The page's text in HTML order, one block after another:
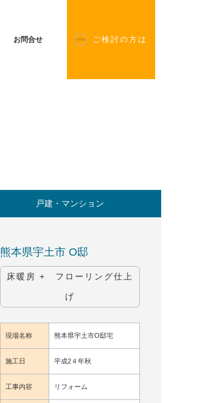
ご検討の方は
お問合せ
戸建・マンション
熊本県宇土市 O邸
床暖房 + フローリング仕上
げ
現場名称 熊本県宇土市O邸宅
施工日 平成2４年秋
工事内容 リフォーム